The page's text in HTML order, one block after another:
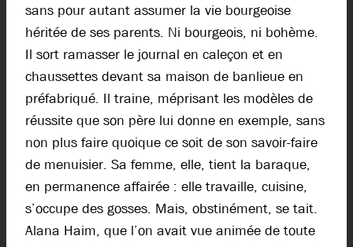
sans pour autant assumer la vie bourgeoise
héritée de ses parents. Ni bourgeois, ni bohème.
Il sort ramasser le journal en caleçon et en
chaussettes devant sa maison de banlieue en
préfabriqué. Il traine, méprisant les modèles de
réussite que son père lui donne en exemple, sans
non plus faire quoique ce soit de son savoir-faire
de menuisier. Sa femme, elle, tient la baraque,
en permanence affairée : elle travaille, cuisine,
s’occupe des gosses. Mais, obstinément, se tait.
Alana Haim, que l’on avait vue animée de toute